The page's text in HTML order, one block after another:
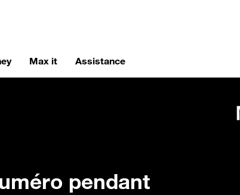
Max it Assistance
pendant